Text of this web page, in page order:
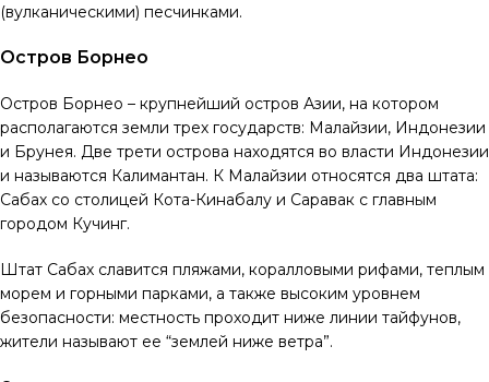
(вулканическими) песчинками.
Остров Борнео
Остров Борнео – крупнейший остров Азии, на котором
располагаются земли трех государств: Малайзии, Индонезии
и Брунея. Две трети острова находятся во власти Индонезии
и называются Калимантан. К Малайзии относятся два штата:
Сабах со столицей Кота-Кинабалу и Саравак с главным
городом Кучинг.
Штат Сабах славится пляжами, коралловыми рифами, теплым
морем и горными парками, а также высоким уровнем
безопасности: местность проходит ниже линии тайфунов,
жители называют ее “землей ниже ветра”.